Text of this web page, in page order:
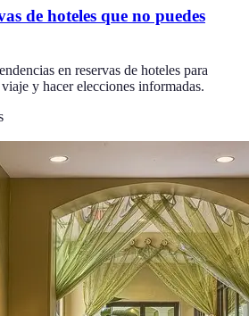
de hoteles que no puedes
en reservas de hoteles para
y hacer elecciones informadas.